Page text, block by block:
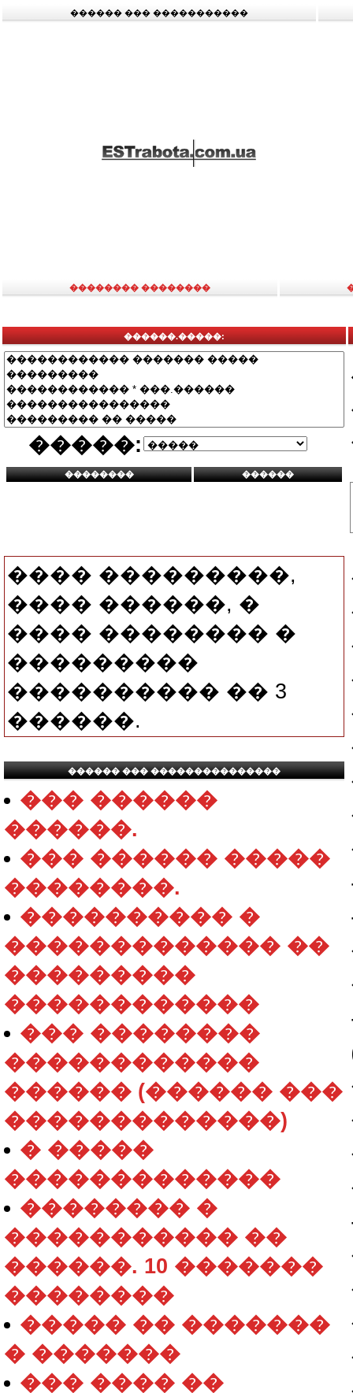
������ ��� �����������
�������� ��������
������.�����:
�����:
���� ���������,
���� ������, �
���� �������� �
���������
���������� �� 3
������.
������ ��� ���������������
��� ������
������.
��� ������ �����
��������.
���������� �
������������� ��
���������
������������
��� ��������
������������
������ (������ ���
�������������)
� �����
�������������
�������� �
����������� ��
������. 10 �������
��������
����� �� �������
� �������
��� ���� ��